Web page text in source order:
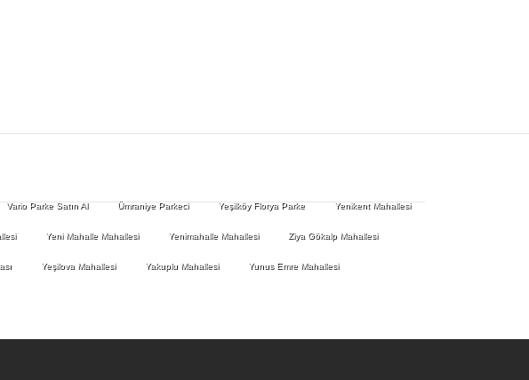
Vario Parke Satın Al Ümraniye Parkeci Yeşilköy Florya Parke Yenikent Mahallesi
Yeni Mahalle Mahallesi Yenimahalle Mahallesi Ziya Gökalp Mahallesi
Yeşilova Mahallesi Yakuplu Mahallesi Yunus Emre Mahallesi